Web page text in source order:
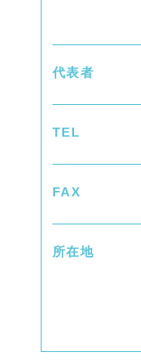
代表者
TEL
FAX
所在地